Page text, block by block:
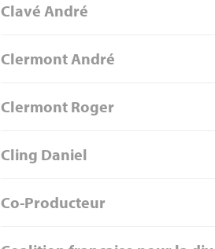
Clavé André
Clermont André
Clermont Roger
Cling Daniel
Co-Producteur